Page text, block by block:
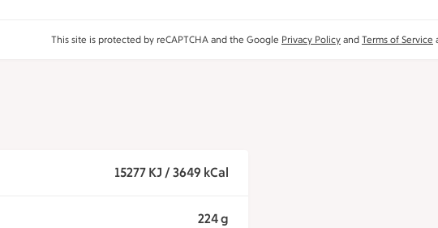
This site is protected by reCAPTCHA and the Google Privacy Policy and Terms of Service
15277 KJ / 3649 kCal
224 g